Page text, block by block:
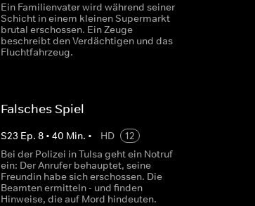
Ein Familienvater wird während seiner
Schicht in einem kleinen Supermarkt
brutal erschossen. Ein Zeuge
beschreibt den Verdächtigen und das
Fluchtfahrzeug.
Falsches Spiel
S23 Ep. 8• 40 Min. • HD
12
Bei der Polizei in Tulsa geht ein Notruf
ein: Der Anrufer behauptet, seine
Freundin habe sich erschossen. Die
Beamten ermitteln - und finden
Hinweise, die auf Mord hindeuten.